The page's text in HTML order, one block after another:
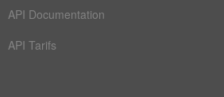
API Documentation
API Tarifs